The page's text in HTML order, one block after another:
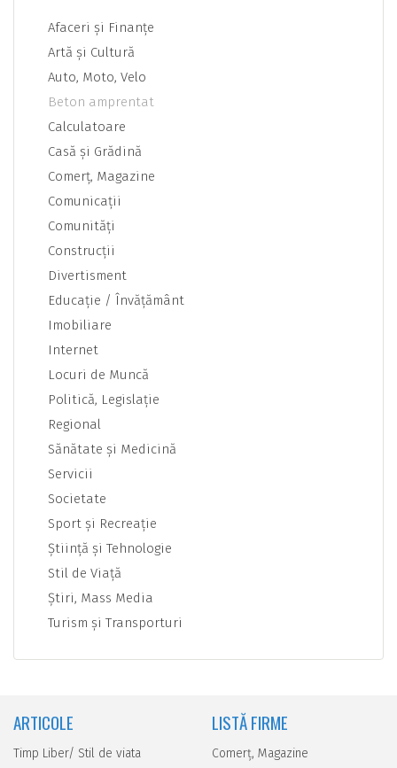
Afaceri şi Finanţe
Artă şi Cultură
Auto, Moto, Velo
Beton amprentat
Calculatoare
Casă şi Grădină
Comerţ, Magazine
Comunicaţii
Comunităţi
Construcţii
Divertisment
Educaţie / Învăţământ
Imobiliare
Internet
Locuri de Muncă
Politică, Legislaţie
Regional
Sănătate şi Medicină
Servicii
Societate
Sport şi Recreaţie
Ştiinţă şi Tehnologie
Stil de Viaţă
Ştiri, Mass Media
Turism şi Transporturi
ARTICOLE
Timp Liber/ Stil de viata
LISTĂ FIRME
Comerţ, Magazine